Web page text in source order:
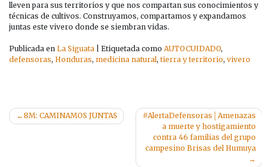
lleven para sus territorios y que nos compartan sus conocimientos y
técnicas de cultivos. Construyamos, compartamos y expandamos
juntas este vivero donde se siembran vidas.
Publicada en La Siguata Etiquetada como AUTOCUIDADO,
defensoras, Honduras, medicina natural, tierra y territorio, vivero
Navegación
8M: CAMINAMOS JUNTAS
#AlertaDefensoras│Amenazas
a muerte y hostigamiento
contra 46 familias del grupo
campesino Brisas del Humuya